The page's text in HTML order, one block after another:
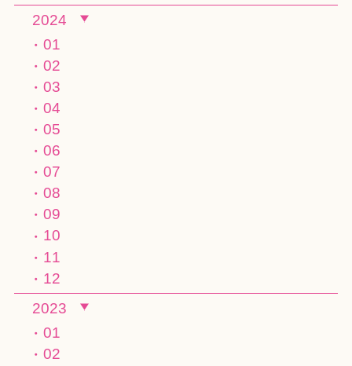
2024
01
02
03
04
05
06
07
08
09
10
11
12
2023
01
02